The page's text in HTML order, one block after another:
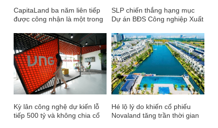
CapitaLand ba năm liên tiếp
được công nhận là một trong
hàng đầu thế giới
SLP chiến thắng hạng mục
Dự án BĐS Công nghiệp Xuất
Việt Nam PropertyGuru lần
thứ 10
Kỳ lân công nghệ dự kiến lỗ
tiếp 500 tỷ và không chia cổ
Hé lộ lý do khiến cổ phiếu
Novaland tăng trần thời gian